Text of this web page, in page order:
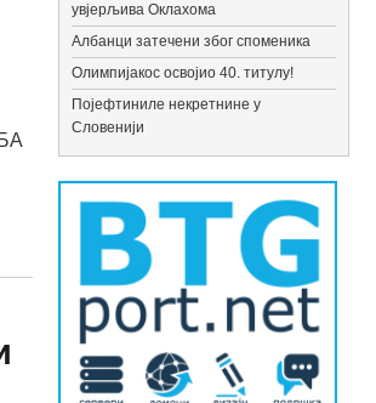
увјерљива Оклахома
Албанци затечени због споменика
Олимпијакос освојио 40. титулу!
Појефтиниле некретнине у
Словенији